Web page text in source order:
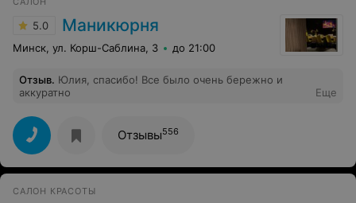
постригли ровно. И девочки приятные! В общем,
советую!
5.0 Маникюрня
Минск, ул. Корш-Саблина, 3 до 21:00
Отзыв. Юлия, спасибо! Все было очень бережно и
аккуратно
Еще
Отзывы556
САЛОН КРАСОТЫ